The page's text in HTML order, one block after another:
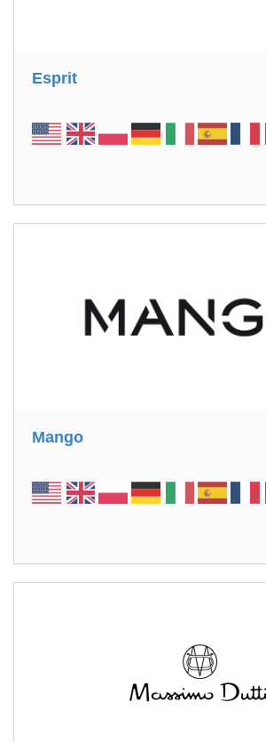
Esprit
Mango